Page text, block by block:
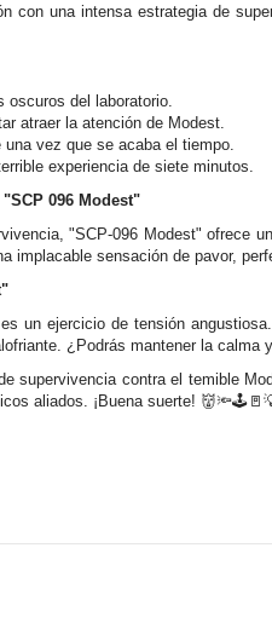
con una intensa estrategia de
oscuros del laboratorio.
atraer la atención de Modest.
vez que se acaba el tiempo.
experiencia de siete minutos.
096 Modest"
"SCP-096 Modest" ofrece
implacable sensación de pavor,
un ejercicio de tensión
¿Podrás mantener la calma
supervivencia contra el temible
aliados. ¡Buena suerte!